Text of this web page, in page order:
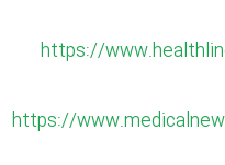
https://
https://